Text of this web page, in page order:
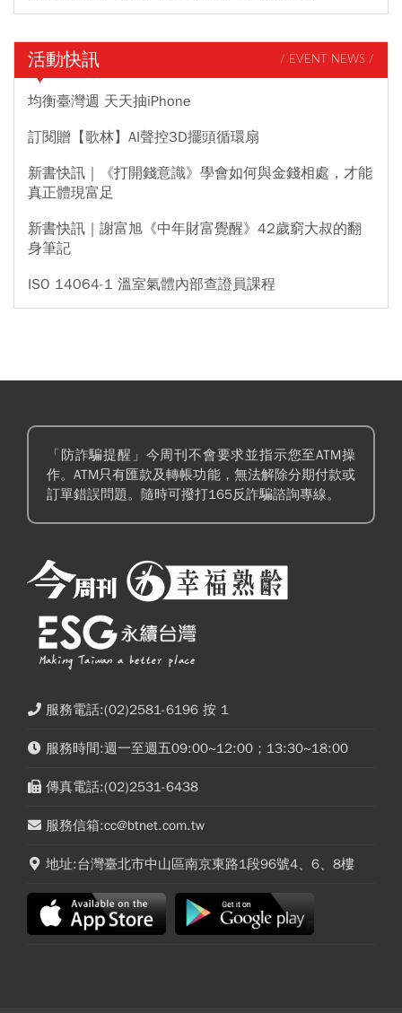
活動快訊 / EVENT NEWS /
均衡臺灣週 天天抽iPhone
訂閱贈【歌林】AI聲控3D擺頭循環扇
新書快訊｜《打開錢意識》學會如何與金錢相處，才能
真正體現富足
新書快訊｜謝富旭《中年財富覺醒》42歲窮大叔的翻
身筆記
ISO 14064-1 溫室氣體內部查證員課程
「防詐騙提醒」今周刊不會要求並指示您至ATM操
作。ATM只有匯款及轉帳功能，無法解除分期付款或
訂單錯誤問題。隨時可撥打165反詐騙諮詢專線。
服務電話:(02)2581-6196 按 1
服務時間:週一至週五09:00~12:00；13:30~18:00
傳真電話:(02)2531-6438
服務信箱:cc@btnet.com.tw
地址:台灣臺北市中山區南京東路1段96號4、6、8樓